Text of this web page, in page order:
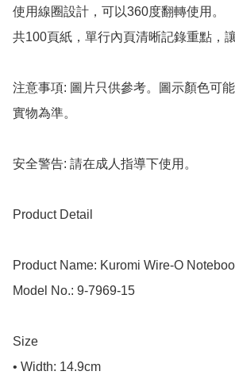
使用線圈設計，可以360度翻轉使用。
共100頁紙，單行內頁清晰記錄重點，
注意事項: 圖片只供參考。圖示顏色可
實物為準。
安全警告: 請在成人指導下使用。
Product Detail
Product Name: Kuromi Wire-O
Model No.: 9-7969-15
Size
• Width: 14.9cm